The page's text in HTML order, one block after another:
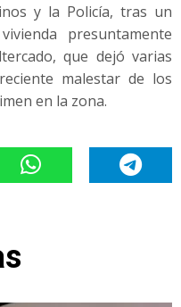
y la Policía, tras un
presuntamente
que dejó varias
malestar de los
en la zona.